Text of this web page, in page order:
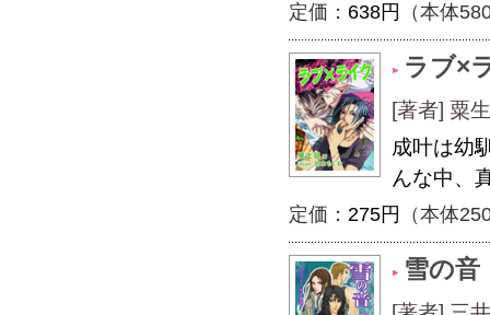
定価： 638円 （本体
ラブ×
[著者] 粟
成叶は幼
んな中、
定価： 275円 （本体
雪の音